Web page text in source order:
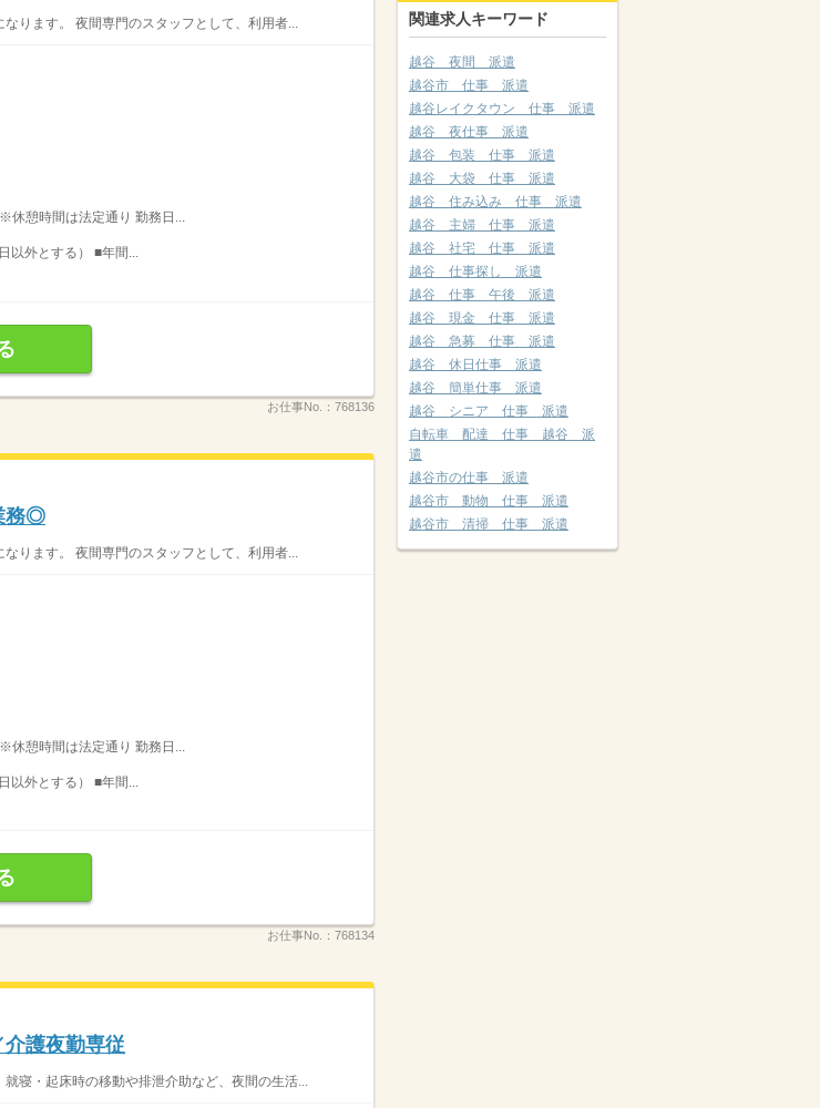
ります。 夜間専門のスタッフとして、利用者...
休憩時間は法定通り 勤務日...
以外とする） ■年間...
お仕事No.： 768136
務◎
ります。 夜間専門のスタッフとして、利用者...
憩時間は法定通り 勤務日...
外とする） ■年間...
お仕事No.： 768134
護夜勤専従
寝・起床時の移動や排泄介助など、夜間の生活...
関連求人キーワード
越谷 夜間 派遣
越谷市 仕事 派遣
越谷レイクタウン 仕事 派遣
越谷 夜仕事 派遣
越谷 包装 仕事 派遣
越谷 大袋 仕事 派遣
越谷 住み込み 仕事 派遣
越谷 主婦 仕事 派遣
越谷 社宅 仕事 派遣
越谷 仕事探し 派遣
越谷 仕事 午後 派遣
越谷 現金 仕事 派遣
越谷 急募 仕事 派遣
越谷 休日仕事 派遣
越谷 簡単仕事 派遣
越谷 シニア 仕事 派遣
自転車 配達 仕事 越谷 派
遣
越谷市の仕事 派遣
越谷市 動物 仕事 派遣
越谷市 清掃 仕事 派遣